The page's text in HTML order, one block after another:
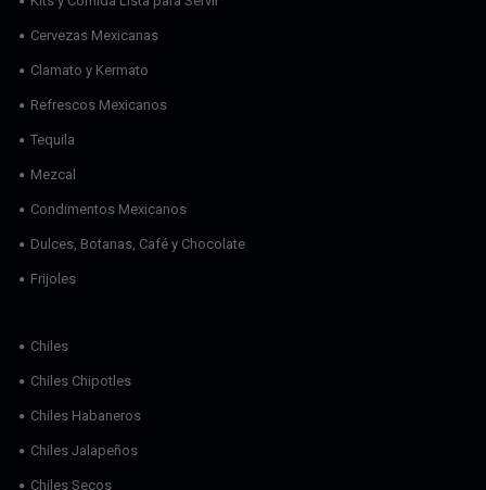
Cervezas Mexicanas
Clamato y Kermato
Refrescos Mexicanos
Tequila
Mezcal
Condimentos Mexicanos
Dulces, Botanas, Café y Chocolate
Frijoles
Chiles
Chiles Chipotles
Chiles Habaneros
Chiles Jalapeños
Chiles Secos